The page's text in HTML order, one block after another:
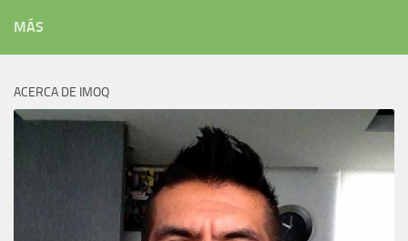
MÁS
ACERCA DE IMOQ